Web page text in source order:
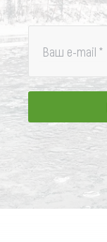
Ваш e-mail *